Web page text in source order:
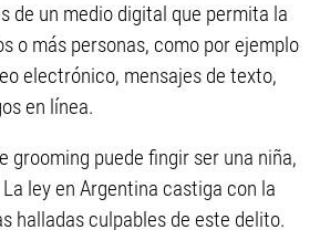
de un medio digital que permita la
o más personas, como por ejemplo
electrónico, mensajes de texto,
en línea.
grooming puede fingir ser una niña,
ley en Argentina castiga con la
halladas culpables de este delito.